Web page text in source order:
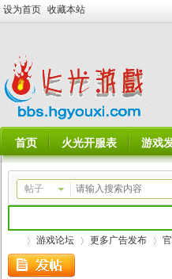
设为首页 收藏本站
首页 火光开服表 游戏
帖子
游戏论坛 更多广告发布